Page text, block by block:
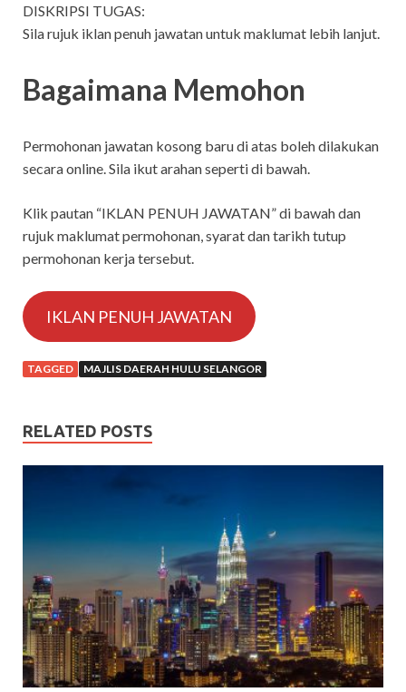
DISKRIPSI TUGAS:
Sila rujuk iklan penuh jawatan untuk maklumat lebih lanjut.
Bagaimana Memohon
Permohonan jawatan kosong baru di atas boleh dilakukan
secara online. Sila ikut arahan seperti di bawah.
Klik pautan “IKLAN PENUH JAWATAN” di bawah dan
rujuk maklumat permohonan, syarat dan tarikh tutup
permohonan kerja tersebut.
IKLAN PENUH JAWATAN
TAGGED MAJLIS DAERAH HULU SELANGOR
RELATED POSTS